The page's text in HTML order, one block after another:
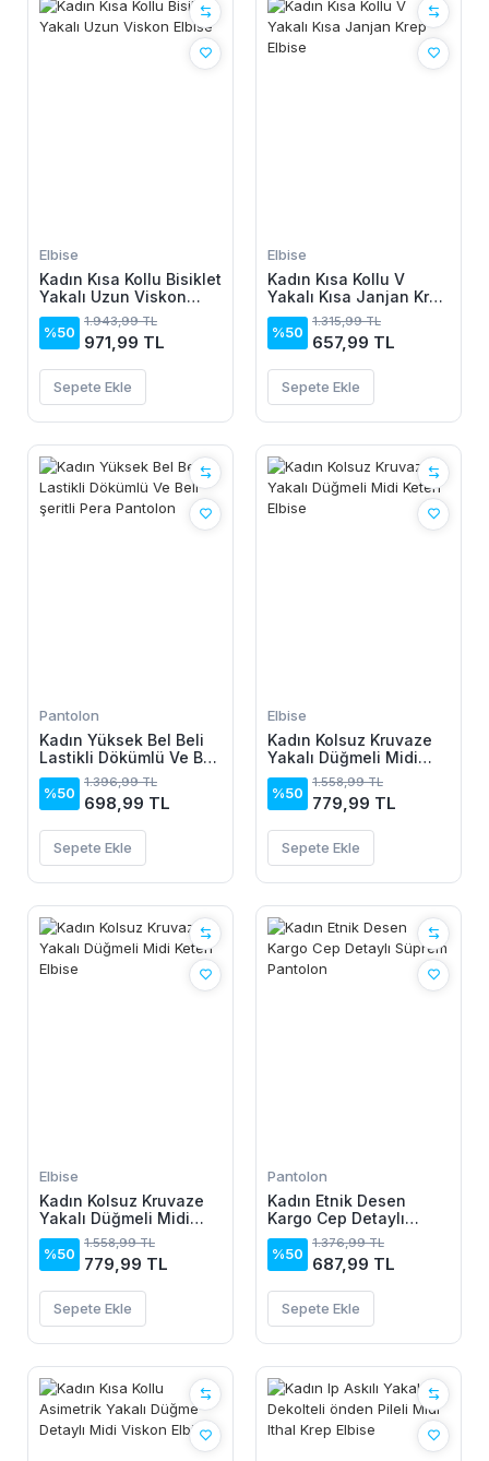
Elbise
Kadın Kısa Kollu Bisiklet
Yakalı Uzun Viskon
Elbise
%50
1.943,99 TL
971,99 TL
Sepete Ekle
Elbise
Kadın Kısa Kollu V
Yakalı Kısa Janjan Krep
Elbise
%50
1.315,99 TL
657,99 TL
Sepete Ekle
Pantolon
Kadın Yüksek Bel Beli
Lastikli Dökümlü Ve Beli
şeritli Pera Pantolon
%50
1.396,99 TL
698,99 TL
Sepete Ekle
Elbise
Kadın Kolsuz Kruvaze
Yakalı Düğmeli Midi
Keten Elbise
%50
1.558,99 TL
779,99 TL
Sepete Ekle
Elbise
Kadın Kolsuz Kruvaze
Yakalı Düğmeli Midi
Keten Elbise
%50
1.558,99 TL
779,99 TL
Sepete Ekle
Pantolon
Kadın Etnik Desen
Kargo Cep Detaylı
Süprem Pantolon
%50
1.376,99 TL
687,99 TL
Sepete Ekle